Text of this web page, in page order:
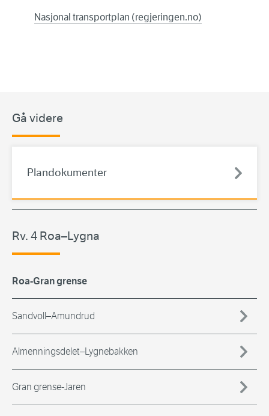
Nasjonal transportplan (regjeringen.no)
Gå videre
Plandokumenter
Rv. 4 Roa–Lygna
Roa-Gran grense
Sandvoll–Amundrud
Almenningsdelet–Lygnebakken
Gran grense-Jaren